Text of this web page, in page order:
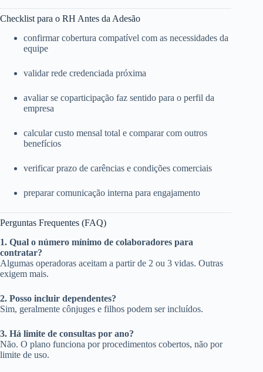
Checklist para o RH Antes da Adesão
confirmar cobertura compatível com as necessidades da
equipe
validar rede credenciada próxima
avaliar se coparticipação faz sentido para o perfil da
empresa
calcular custo mensal total e comparar com outros
benefícios
verificar prazo de carências e condições comerciais
preparar comunicação interna para engajamento
Perguntas Frequentes (FAQ)
1. Qual o número mínimo de colaboradores para
contratar?
Algumas operadoras aceitam a partir de 2 ou 3 vidas. Outras
exigem mais.
2. Posso incluir dependentes?
Sim, geralmente cônjuges e filhos podem ser incluídos.
3. Há limite de consultas por ano?
Não. O plano funciona por procedimentos cobertos, não por
limite de uso.